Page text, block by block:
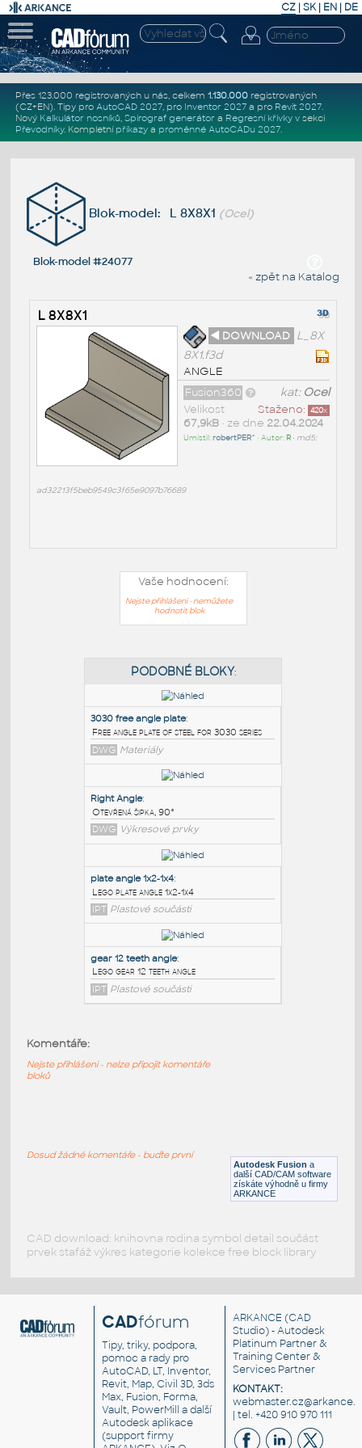
CZ | SK| EN | DE
Přes 123.000 registrovaných u nás, celkem 1.130.000registrovaných
(CZ+EN). Tipy pro AutoCAD 2027, pro Inventor 2027a pro Revit 2027.
Nový Kalkulátor nosníků, Spirograf generátor a Regresní křivkyv sekci
Převodníky. Kompletní příkazya proměnné AutoCADu 2027.
Blok-model: L 8X8X1 (Ocel)
Blok-model #24077
« zpět na Katalog
L 8X8X1
◄ DOWNLOAD L_8X
8X1.f3d
ANGLE
kat: Ocel
Fusion360
Staženo: 420x
Velikost
67,9kB• ze dne 22.04.2024
Umístil:robertPER^ • Autor: R• md5:
ad32213f5beb9549c3f65e9097b76689
Vaše hodnocení:
Nejste přihlášeni - nemůžete
hodnotit blok
PODOBNÉ BLOKY:
3030 free angle plate:
Free angle plate of steel for 3030 series
DWG Materiály
Right Angle:
Otevřená šipka, 90°
DWG Výkresové prvky
IPT Plastové součásti
Plastové součásti Autodesk Fusion a
další CAD/CAM software
získáte výhodně u firmy
ARKANCE
Komentáře:
Nejste přihlášeni - nelze připojit komentáře
bloků
Dosud žádné komentáře - buďte první
CAD download: knihovna rodina symbol detail součást
prvek stafáž výkres kategorie kolekce free block library
CADfórum
Tipy, triky, podpora,
pomoc a rady pro
AutoCAD, LT, Inventor,
Revit, Map, Civil 3D, 3ds
Max, Fusion, Forma,
Vault, PowerMill a další
Autodesk aplikace
(support firmy
ARKANCE (CAD
Studio) - Autodesk
Platinum Partner &
Training Center &
Services Partner
KONTAKT:
| tel. +420 910 970 111